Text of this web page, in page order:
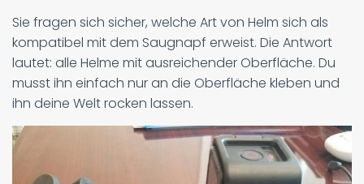
Sie fragen sich sicher, welche Art von Helm sich als
kompatibel mit dem Saugnapf erweist. Die Antwort
lautet: alle Helme mit ausreichender Oberfläche. Du
musst ihn einfach nur an die Oberfläche kleben und
ihn deine Welt rocken lassen.